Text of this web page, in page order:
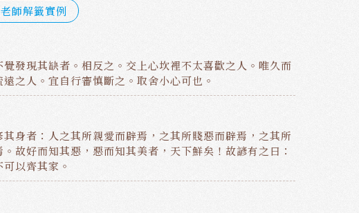
師解籤實例
發現其缺者。相反之。交上心坎裡不太喜歡之人。唯久而
之人。宜自行審慎斷之。取舍小心可也。
身者：人之其所親愛而辟焉，之其所賤惡而辟焉，之其所
故好而知其惡，惡而知其美者，天下鮮矣！故諺有之曰：
以齊其家。